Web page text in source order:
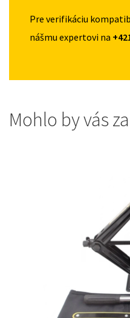
Pre verifikáciu
nášmu expertovi na
Mohlo by vás